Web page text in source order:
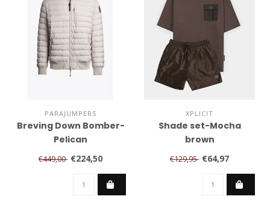
PARAJUMPERS
Breving Down Bomber-
Pelican
€449,00 €224,50
XPLICIT
Shade set-Mocha
brown
€129,95 €64,97